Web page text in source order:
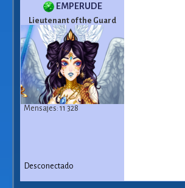
EMPERUDE
Lieutenant of the Guard
Mensajes: 11 328
Desconectado